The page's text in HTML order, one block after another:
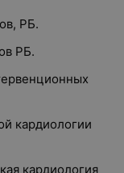
РБ.
РБ.
кардиологии
кардиология